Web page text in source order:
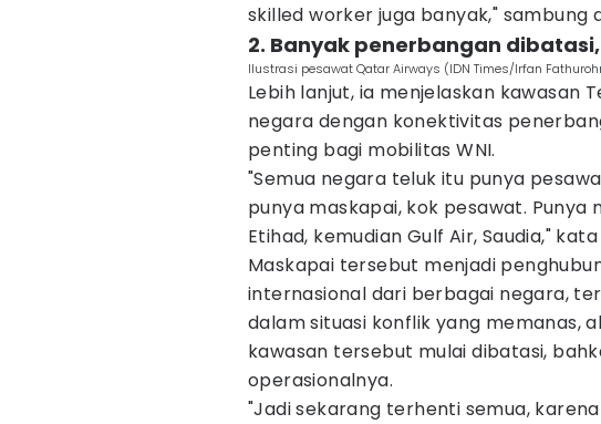
skilled worker juga banyak," sambung
2. Banyak penerbangan
Ilustrasi pesawat Qatar Airways (IDN Times/Irfan
Lebih lanjut, ia menjelaskan kawasan
negara dengan konektivitas
penting bagi mobilitas WNI.
"Semua negara teluk itu punya
punya maskapai, kok pesawat. Punya
Etihad, kemudian Gulf Air, Saudia," kata
Maskapai tersebut menjadi
internasional dari berbagai negara,
dalam situasi konflik yang memanas,
kawasan tersebut mulai dibatasi,
operasionalnya.
"Jadi sekarang terhenti semua,